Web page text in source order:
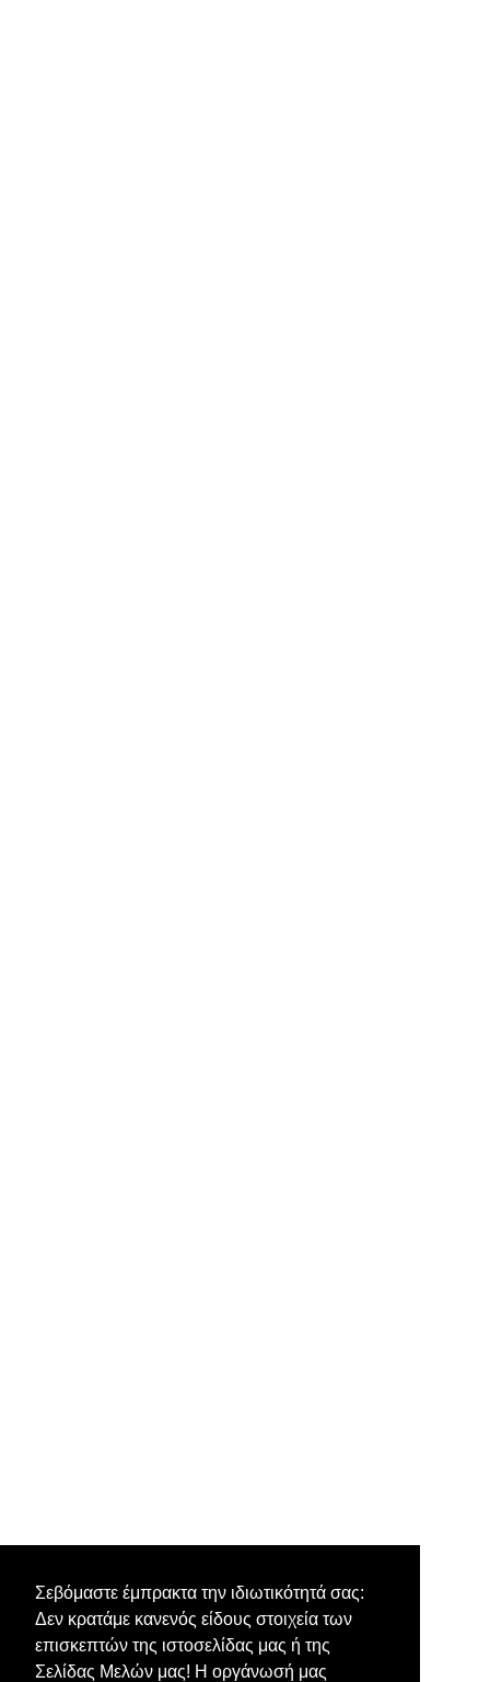
Σεβόμαστε έμπρακτα την ιδιωτικότητά σας:
Δεν κρατάμε κανενός είδους στοιχεία των
επισκεπτών της ιστοσελίδας μας ή της
Σελίδας Μελών μας! Η οργάνωσή μας